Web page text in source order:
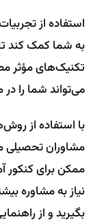
استفاده از
به شما کمک کند تا
تکنیک‌های مؤثر
می‌تواند شما را
با استفاده از
مشاوران تحصیلی
ممکن برای کنکور
نیاز به مشاوره
بگیرید و از